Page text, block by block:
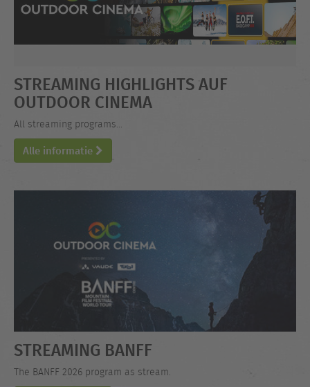
STREAMING HIGHLIGHTS AUF
OUTDOOR CINEMA
All streaming programs...
Alle informatie
STREAMING BANFF
The BANFF 2026 program as stream.